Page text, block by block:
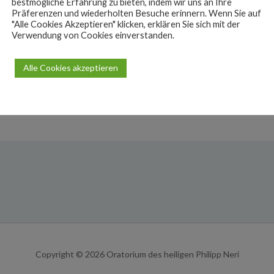
inVilnius/ Litauen (gegründet von einem deutschen
Diese Föderation bietet Einzelpersonen oder Gruppen,
gibt es in Deutschland und im benachbarten Ausland
und der Spiritualität Philipp Neris orientieren. Zu ihnen pflegt
Copyright © 2026 Oratorium des heiligen Philipp Neri
Präferenzen und wiederholten Besuche erinnern. Wenn Sie auf
"Alle Cookies Akzeptieren" klicken, erklären Sie sich mit der
Verwendung von Cookies einverstanden.
Alle Cookies akzeptieren